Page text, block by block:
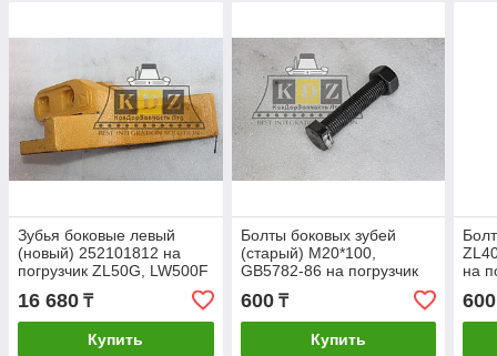
Зубья боковые левый
(новый) 252101812 на
погрузчик ZL50G, LW500F
16 680 ₸
Купить
Болты боковых зубей
(старый) M20*100,
GB5782-86 на погрузчик
600₸
Купить
на
600